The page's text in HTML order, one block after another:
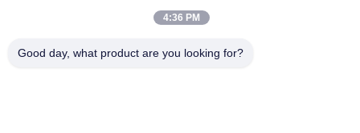
Ruta nacional 106, distrito de Huadu, ciudad de Guangzhou
Dirección de la fábrica
4:36 PM
Good day, what product are you looking for?